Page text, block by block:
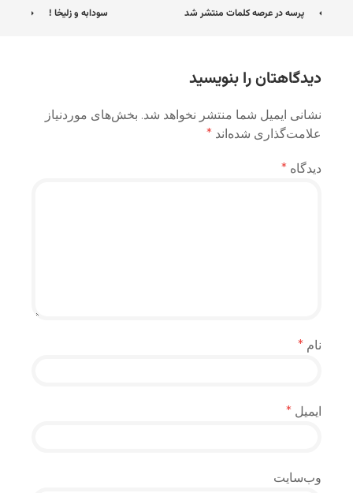
ناوبری
پرسه در عرصه کلمات منتشر شد سودابه و زلیخا !
دیدگاهتان را بنویسید
نشانی ایمیل شما منتشر نخواهد شد. بخش‌های موردنیاز
علامت‌گذاری شده‌اند *
دیدگاه *
نام *
ایمیل *
وب‌سایت